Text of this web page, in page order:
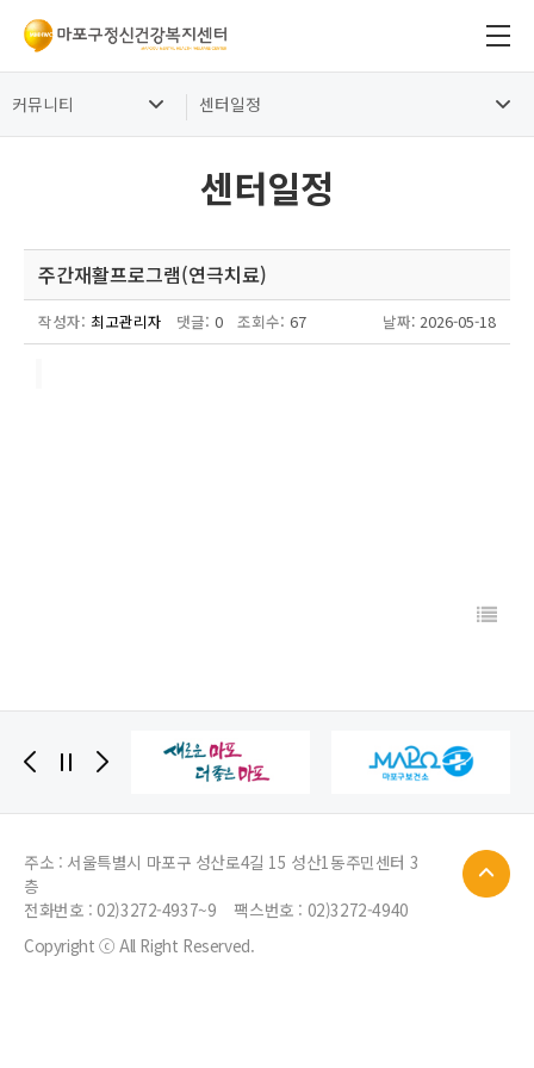
커뮤니티 센터일정
센터일정
주간재활프로그램(연극치료)
작성자: 최고관리자 댓글: 0 조회수: 67 날짜: 2026-05-18
주소 : 서울특별시 마포구 성산로4길 15 성산1동주민센터 3
층
전화번호 :02)3272-4937~9
팩스번호 : 02)3272-4940
Copyright ⓒ All Right Reserved.